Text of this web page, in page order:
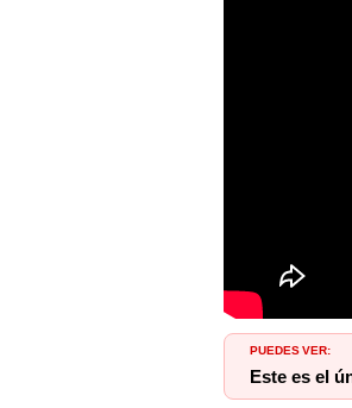
PUEDES VER:
Este es el